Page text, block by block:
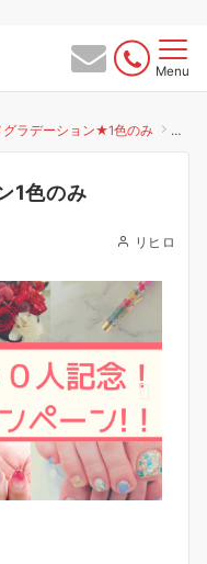
Menu
グラデーション★1色のみ パー
1色のみ
リヒロ